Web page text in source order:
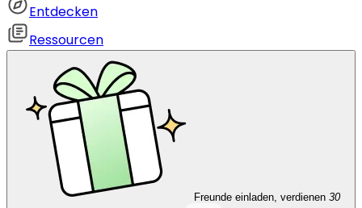
Entdecken
Ressourcen
Freunde einladen, verdienen 30